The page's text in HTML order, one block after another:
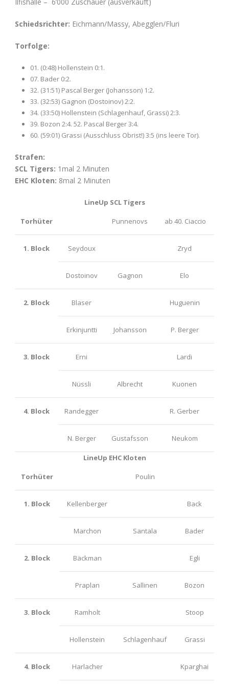
Schiedsrichter: Eichmann/Massy, Abegglen/Fluri
Torfolge:
01. (0:48) Hollenstein 0:1.
07. Bader 0:2.
32. (31:51) Pascal Berger (Johansson) 1:2.
33. (32:53) Gagnon (Dostoinov) 2:2.
34. (33:50) Hollenstein (Schlagenhauf, Grassi) 2:3.
39. Bozon 2:4. 52. Pascal Berger 3:4.
60. (59:01) Grassi (Ausschluss Obrist!) 3:5 (ins leere Tor).
Strafen:
SCL Tigers: 1mal 2 Minuten
EHC Kloten: 8mal 2 Minuten
LineUp SCL Tigers
Torhüter Punnenovs ab 40. Ciaccio
1. Block Seydoux Zryd
Dostoinov Gagnon Elo
2. Block Blaser Huguenin
Erkinjuntti Johansson P. Berger
3. Block Erni Lardi
Nüssli Albrecht Kuonen
4. Block Randegger R. Gerber
N. Berger Gustafsson Neukom
LineUp EHC Kloten
Torhüter Poulin
1. Block Kellenberger Back
Marchon Santala Bader
2. Block Bäckman Egli
Praplan Sallinen Bozon
3. Block Ramholt Stoop
Hollenstein Schlagenhauf Grassi
4. Block Harlacher Kparghai